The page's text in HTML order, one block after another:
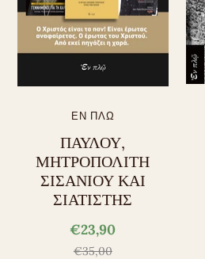
ΕΝ ΠΛΩ
ΠΑΥΛΟΥ,
ΜΗΤΡΟΠΟΛΙΤΗ
ΣΙΣΑΝΙΟΥ ΚΑΙ
ΣΙΑΤΙΣΤΗΣ
€23,90
€35,00